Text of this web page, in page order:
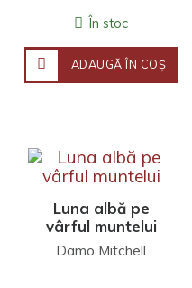
În stoc
ADAUGĂ ÎN COŞ
Luna albă pe
vârful muntelui
Damo Mitchell